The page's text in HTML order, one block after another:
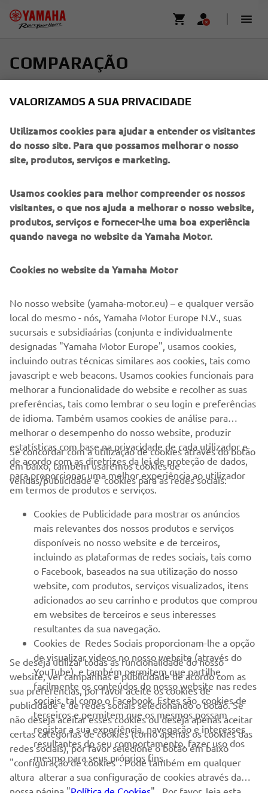
LOCATOR
COMPARAÇÃO
perfeito
Deslize horizontalmente para ver mais
Adicionar novo
EMPRESA
PARA EMPRESAS
MAIS YAMAHA
SERVIÇO E SUPORTE
NEWSLETTER
Seja o primeiro a saber das últimas ofertas, eventos especiais,
novos lançamentos e muito mais
SUBSCREVER
Leia a nossa Política de Privacidade para saber como processamos
os seus dados pessoais: Politica de Privacidade
Portugal (Portuguese)
© Copyright - 2026 Yamaha Motor Europe N.V. - Todos os direitos
reservados
Política de PrivacidadeInformações de CookiesDeclaração Legal
Virar para paisagem
Para uma funcionalidade óptima, coloque o
telemóvel no modo paisagem
CONFIRMAR
VALORIZAMOS A SUA PRIVACIDADE
Utilizamos cookies para ajudar a entender os visitantes
do nosso site. Para que possamos melhorar o nosso
site, produtos, serviços e marketing.
Usamos cookies para melhor compreender os nossos
visitantes, o que nos ajuda a melhorar o nosso website,
produtos, serviços e fornecer-lhe uma boa experiência
quando navega no website da Yamaha Motor.
Cookies no website da Yamaha Motor
No nosso website (yamaha-motor.eu) – e qualquer versão
local do mesmo - nós, Yamaha Motor Europe N.V., suas
sucursais e subsidiaárias (conjunta e individualmente
designadas "Yamaha Motor Europe", usamos cookies,
incluindo outras técnicas similares aos cookies, tais como
javascript e web beacons. Usamos cookies funcionais para
melhorar a funcionalidade do website e recolher as suas
preferências, tais como lembrar o seu login e preferências
de idioma. Também usamos cookies de análise para
melhorar o desempenho do nosso website, produzir
estatísticas com base na privacidade de cada utilizador e
de acordo com as diretrizes da lei de proteção de dados,
para proporcionar uma melhor experiência ao utilizador
em termos de produtos e serviços.
Se concordar com a utilização de cookies através do botão
em baixo, também usaremos cookies de
vendas/publicidade e cookies para as redes sociais:
Cookies de Publicidade para mostrar os anúncios
mais relevantes dos nossos produtos e serviços
disponíveis no nosso website e de terceiros,
incluindo as plataformas de redes sociais, tais como
o Facebook, baseados na sua utilização do nosso
website, com produtos, serviços visualizados, itens
adicionados ao seu carrinho e produtos que comprou
em websites de terceiros e seus interesses
resultantes da sua navegação.
Cookies de Redes Sociais proporcionam-lhe a opção
de visualizar videos no nosso website (através do
YouTube), e também permitem que partilhe
facilmente os conteúdos do nosso website nas redes
sociais, tal como o Facebook. Estes são cookies de
terceiros e permitem que os mesmos possam
registar a sua experiência, navegação e interesses
resultantes do seu comportamento, fazer uso dos
mesmo para seus próprios fins.
Se deseja utilizar todas as funcionalidade do nosso
website, ver campanhas e publicidade de acordo com as
sua preferências, por favor aceite os cookies de
publicidade e de redes sociais selecionando o botão. Se
não deseja aceitar esses cookies ou deseja apenas aceitar
certas categorias de cookies (como apenas os cookies das
redes sociais), por favor selecione o botão em baixo
"configuração de cookies". Pode também em qualquer
altura alterar a sua configuração de cookies através da
nossa página "Política de Cookies" . Por favor, leia esta